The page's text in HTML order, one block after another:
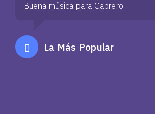
Buena música para Cabrero
La Más Popular